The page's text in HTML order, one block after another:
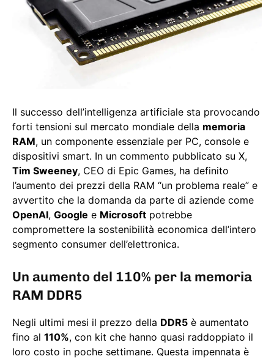
Il successo dell’intelligenza artificiale sta provocando
forti tensioni sul mercato mondiale della memoria
RAM, un componente essenziale per PC, console e
dispositivi smart. In un commento pubblicato su X,
Tim Sweeney, CEO di Epic Games, ha definito
l’aumento dei prezzi della RAM “un problema reale” e
avvertito che la domanda da parte di aziende come
OpenAI, Google e Microsoft potrebbe
compromettere la sostenibilità economica dell’intero
segmento consumer dell’elettronica.
Un aumento del 110% per la memoria
RAM DDR5
Negli ultimi mesi il prezzo della DDR5 è aumentato
fino al 110%, con kit che hanno quasi raddoppiato il
loro costo in poche settimane. Questa impennata è